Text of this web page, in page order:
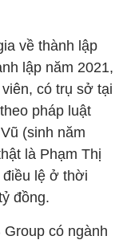
về thành lập
lập năm 2021,
có trụ sở tại
pháp luật
(sinh năm
là Phạm Thị
điều lệ ở thời
đồng.
có ngành